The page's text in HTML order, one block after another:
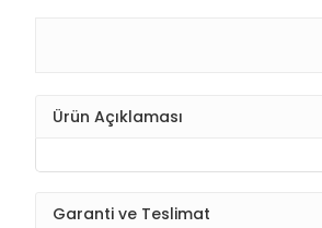
Ürün Açıklaması
Garanti ve Teslimat